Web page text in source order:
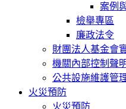
案例
檢舉專區
廉政法令
財團法人基金會
機關內部控制聲
公共設施維護管
火災預防
火災預防